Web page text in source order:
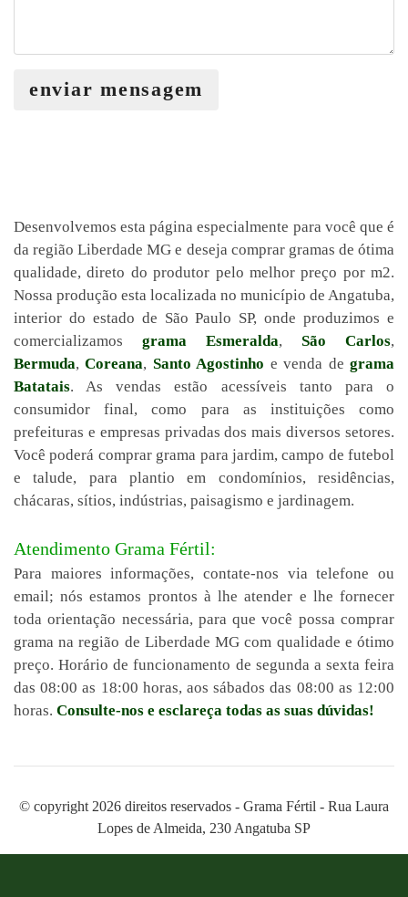
enviar mensagem
Desenvolvemos esta página especialmente para você que é
da região Liberdade MG e deseja comprar gramas de ótima
qualidade, direto do produtor pelo melhor preço por m2.
Nossa produção esta localizada no município de Angatuba,
interior do estado de São Paulo SP, onde produzimos e
comercializamos grama Esmeralda, São Carlos,
Bermuda,Coreana, Santo Agostinho e venda degrama
Batatais. As vendas estão acessíveis tanto para o
consumidor final, como para as instituições como
prefeituras e empresas privadas dos mais diversos setores.
Você poderá comprar grama para jardim, campo de futebol
e talude, para plantio em condomínios, residências,
chácaras, sítios, indústrias, paisagismo e jardinagem.
Atendimento Grama Fértil:
Para maiores informações, contate-nos via telefone ou
email; nós estamos prontos à lhe atender e lhe fornecer
toda orientação necessária, para que você possa comprar
grama na região de Liberdade MG com qualidade e ótimo
preço. Horário de funcionamento de segunda a sexta feira
das 08:00 as 18:00 horas, aos sábados das 08:00 as 12:00
horas. Consulte-nos e esclareça todas as suas dúvidas!
© copyright 2026 direitos reservados - Grama Fértil - Rua Laura
Lopes de Almeida, 230 Angatuba SP